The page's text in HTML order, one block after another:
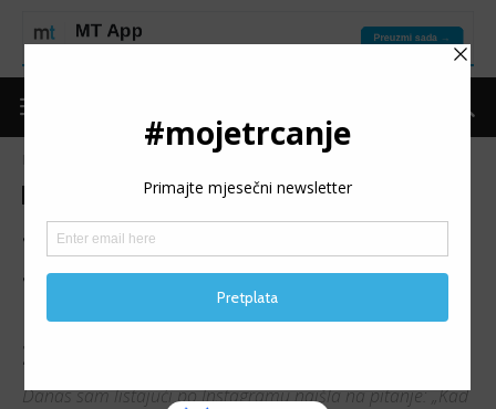
Moje iskustvo
SANJA TIPURIĆ –
SPUŽEVIĆ: Kad si zadnji put
uradio nešto po prvi put u
životu?
Danas sam listajući po Instagramu naišla na pitanje: „Kad